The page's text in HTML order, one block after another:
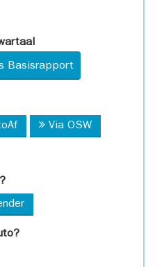
Basisrapport
Via OSW